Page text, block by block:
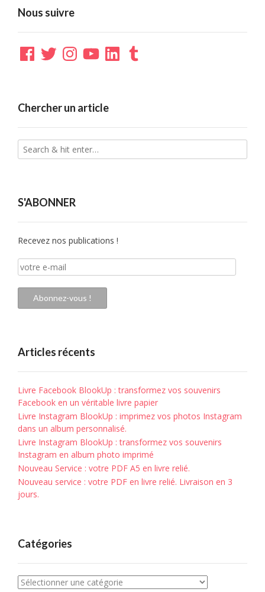
Nous suivre
Facebook
TwitterInstagramYouTubeLinkedInTumblr
Chercher un article
S'ABONNER
Recevez nos publications !
votre
e-
mail
Abonnez-vous !
Articles récents
Livre Facebook BlookUp : transformez vos souvenirs
Facebook en un véritable livre papier
Livre Instagram BlookUp : imprimez vos photos Instagram
dans un album personnalisé.
Livre Instagram BlookUp : transformez vos souvenirs
Instagram en album photo imprimé
Nouveau Service : votre PDF A5 en livre relié.
Nouveau service : votre PDF en livre relié. Livraison en 3
jours.
Catégories
Catégories